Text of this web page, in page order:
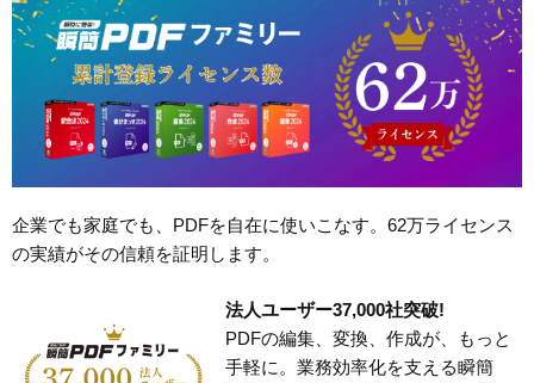
企業でも家庭でも、PDFを自在に使いこなす。62万ライセンス
の実績がその信頼を証明します。
法人ユーザー37,000社突破!
PDFの編集、変換、作成が、もっと
手軽に。業務効率化を支える瞬簡